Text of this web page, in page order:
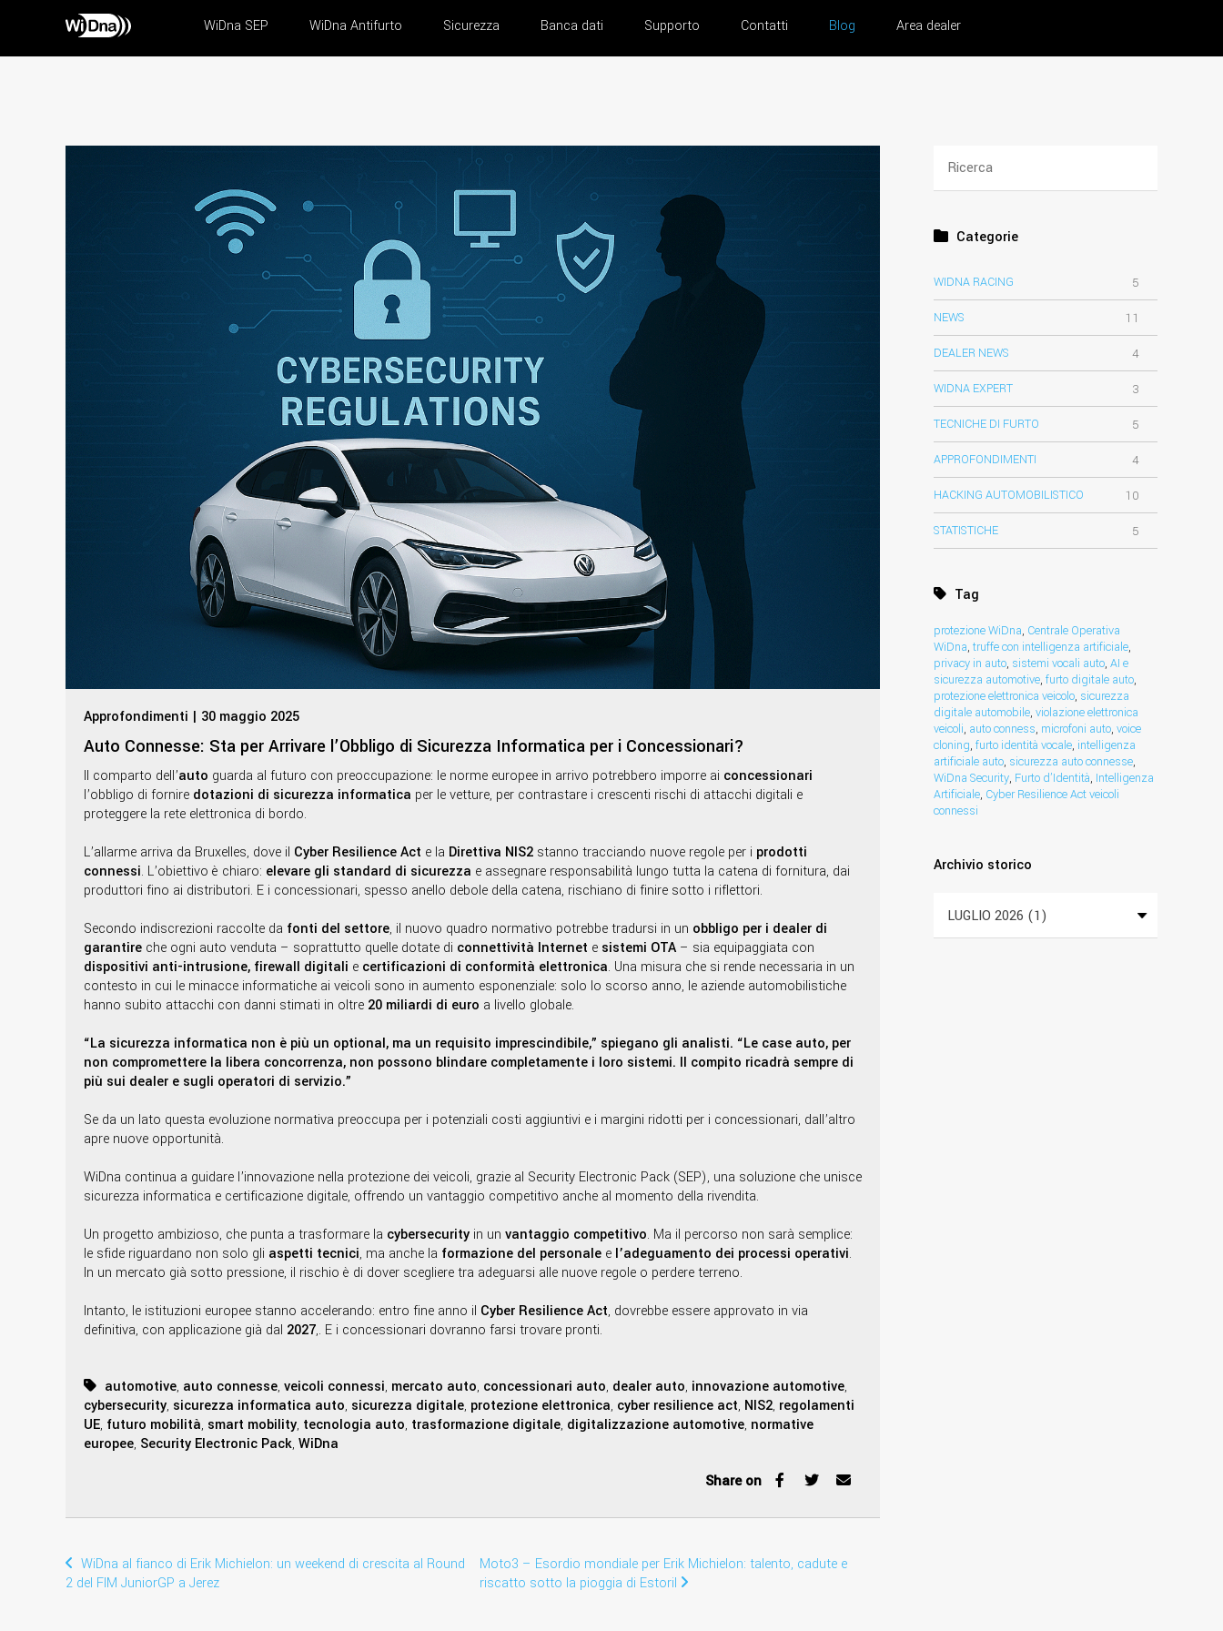
WiDna SEP WiDna Antifurto Sicurezza Banca dati Supporto Contatti Blog Area dealer
Approfondimenti | 30 maggio 2025
Auto Connesse: Sta per Arrivare l’Obbligo di Sicurezza Informatica per i Concessionari?
Il comparto dell’auto guarda al futuro con preoccupazione: le norme europee in arrivo potrebbero imporre ai concessionari
l’obbligo di fornire dotazioni di sicurezza informatica per le vetture, per contrastare i crescenti rischi di attacchi digitali e
proteggere la rete elettronica di bordo.
L’allarme arriva da Bruxelles, dove il Cyber Resilience Act e la Direttiva NIS2 stanno tracciando nuove regole per i prodotti
connessi. L’obiettivo è chiaro: elevare gli standard di sicurezza e assegnare responsabilità lungo tutta la catena di fornitura, dai
produttori fino ai distributori. E i concessionari, spesso anello debole della catena, rischiano di finire sotto i riflettori.
Secondo indiscrezioni raccolte da fonti del settore, il nuovo quadro normativo potrebbe tradursi in un obbligo per i dealer di
garantire che ogni auto venduta – soprattutto quelle dotate di connettività Internet e sistemi OTA – sia equipaggiata con
dispositivi anti-intrusione, firewall digitali e certificazioni di conformità elettronica. Una misura che si rende necessaria in un
contesto in cui le minacce informatiche ai veicoli sono in aumento esponenziale: solo lo scorso anno, le aziende automobilistiche
hanno subito attacchi con danni stimati in oltre 20 miliardi di euro a livello globale.
“La sicurezza informatica non è più un optional, ma un requisito imprescindibile,” spiegano gli analisti. “Le case auto, per
non compromettere la libera concorrenza, non possono blindare completamente i loro sistemi. Il compito ricadrà sempre di
più sui dealer e sugli operatori di servizio.”
Se da un lato questa evoluzione normativa preoccupa per i potenziali costi aggiuntivi e i margini ridotti per i concessionari, dall’altro
apre nuove opportunità.
WiDna continua a guidare l’innovazione nella protezione dei veicoli, grazie al Security Electronic Pack (SEP), una soluzione che unisce
sicurezza informatica e certificazione digitale, offrendo un vantaggio competitivo anche al momento della rivendita.
Un progetto ambizioso, che punta a trasformare la cybersecurity in un vantaggio competitivo. Ma il percorso non sarà semplice:
le sfide riguardano non solo gli aspetti tecnici, ma anche la formazione del personale e l’adeguamento dei processi operativi.
In un mercato già sotto pressione, il rischio è di dover scegliere tra adeguarsi alle nuove regole o perdere terreno.
Intanto, le istituzioni europee stanno accelerando: entro fine anno il Cyber Resilience Act, dovrebbe essere approvato in via
definitiva, con applicazione già dal 2027,. E i concessionari dovranno farsi trovare pronti.
automotive, auto connesse, veicoli connessi, mercato auto, concessionari auto, dealer auto, innovazione automotive,
cybersecurity, sicurezza informatica auto, sicurezza digitale, protezione elettronica, cyber resilience act, NIS2, regolamenti
UE, futuro mobilità, smart mobility, tecnologia auto, trasformazione digitale, digitalizzazione automotive, normative
europee, Security Electronic Pack, WiDna
Share on
WiDna al fianco di Erik Michielon: un weekend di crescita al Round
2 del FIM JuniorGP a Jerez
Moto3 – Esordio mondiale per Erik Michielon: talento, cadute e
riscatto sotto la pioggia di Estoril
Categorie
WIDNA RACING 5
NEWS 11
DEALER NEWS 4
WIDNA EXPERT 3
TECNICHE DI FURTO 5
APPROFONDIMENTI 4
HACKING AUTOMOBILISTICO 10
STATISTICHE 5
Tag
protezione WiDna, Centrale Operativa
WiDna,truffe con intelligenza artificiale,
privacy in auto, sistemi vocali auto,AI e
sicurezza automotive,furto digitale auto,
protezione elettronica veicolo, sicurezza
digitale automobile,violazione elettronica
veicoli, auto conness, microfoni auto,voice
cloning,furto identità vocale, intelligenza
artificiale auto, sicurezza auto connesse,
WiDna Security, Furto d’Identità, Intelligenza
Artificiale, Cyber Resilience Act veicoli
connessi
Archivio storico